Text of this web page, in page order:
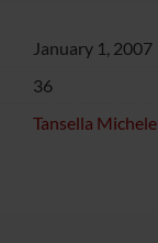
January 1, 2007
36
Tansella Michele